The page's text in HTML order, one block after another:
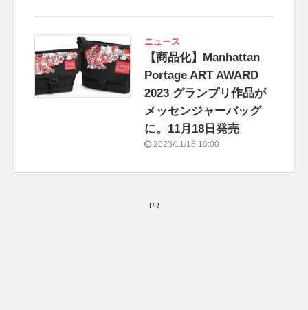
ニュース
【商品化】Manhattan
Portage ART AWARD
2023 グランプリ作品が
メッセンジャーバッグ
に。11月18日発売
2023/11/16 10:00
PR